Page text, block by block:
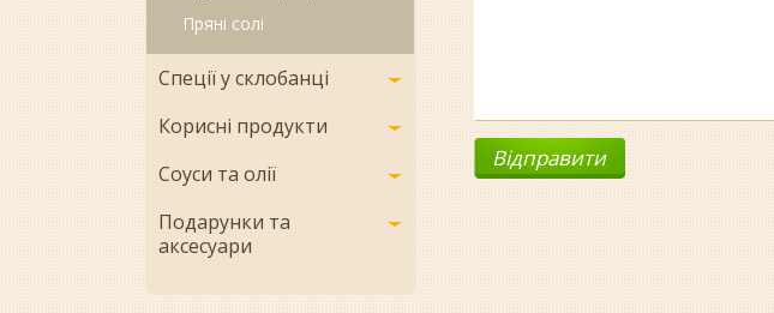
Пряні солі
Спеції у склобанці
Корисні продукти
Соуси та олії
Подарунки та
аксесуари